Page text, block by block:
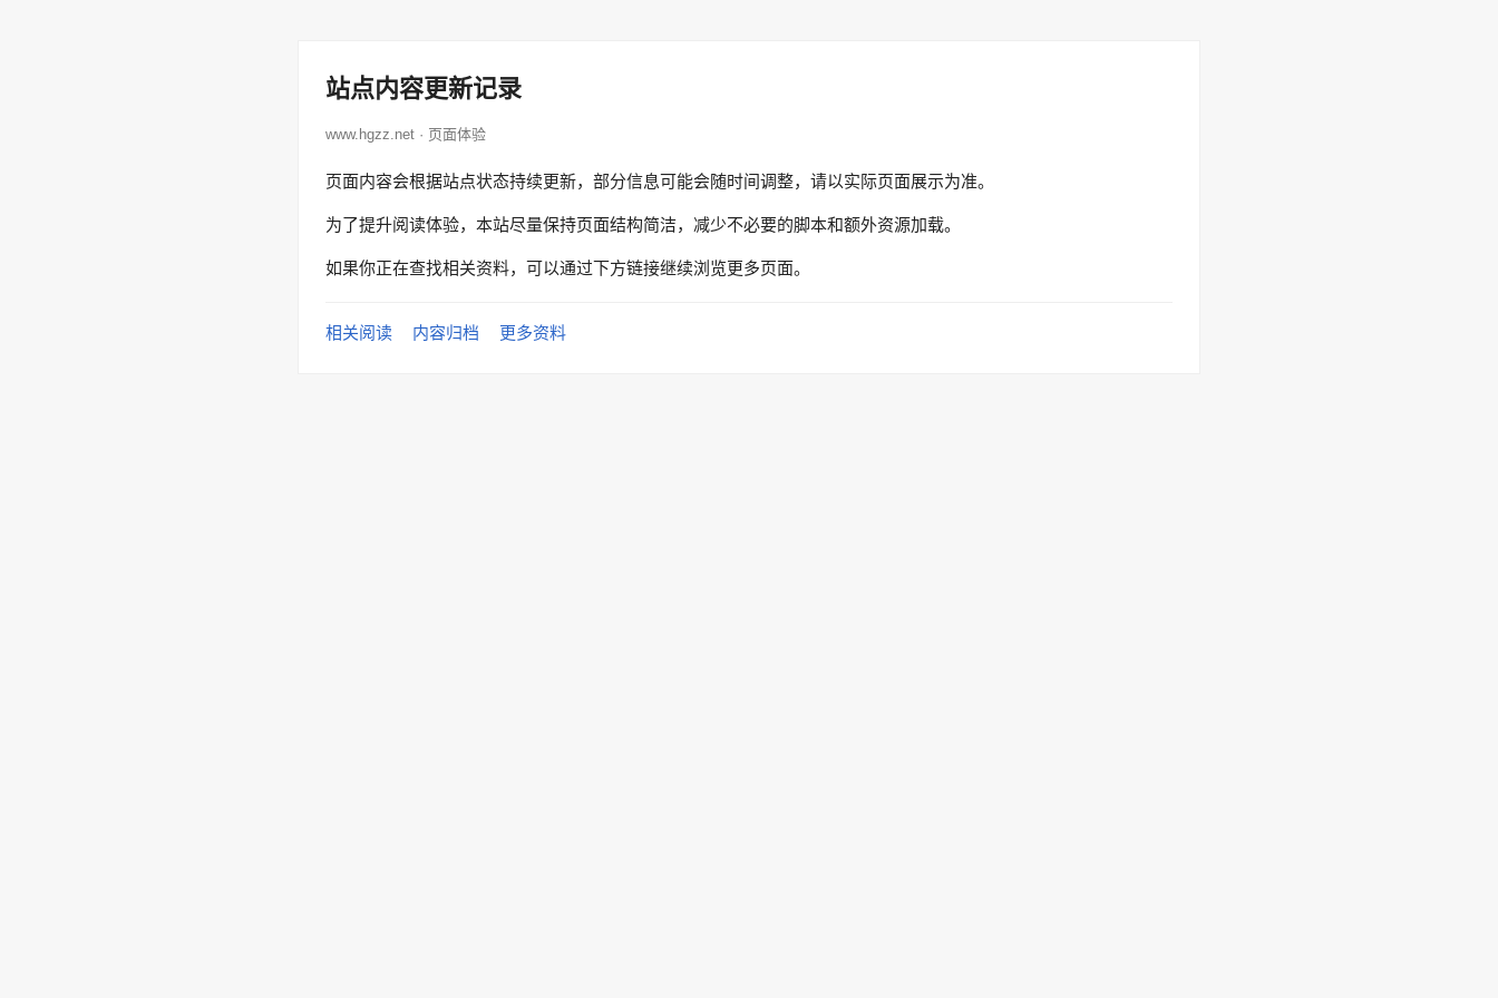
站点内容更新记录
www.hgzz.net · 页面体验
页面内容会根据站点状态持续更新，部分信息可能会随时间调整，请以实际页面展示为准。
为了提升阅读体验，本站尽量保持页面结构简洁，减少不必要的脚本和额外资源加载。
如果你正在查找相关资料，可以通过下方链接继续浏览更多页面。
相关阅读 内容归档 更多资料